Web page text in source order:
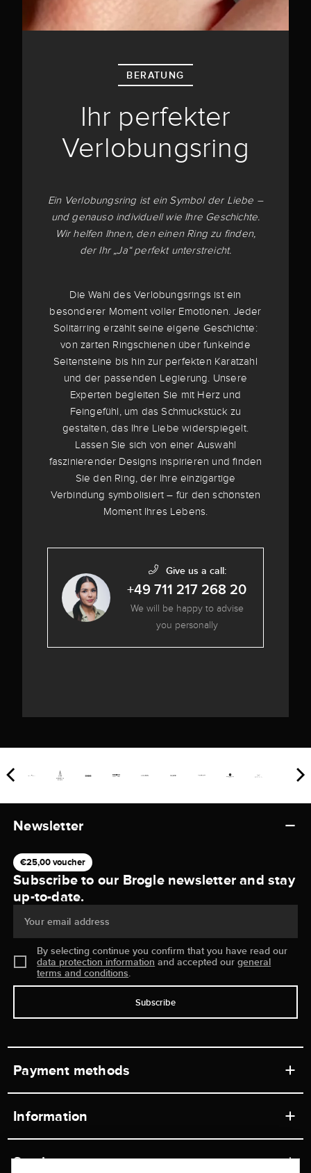
BERATUNG
Ihr perfekter
Verlobungsring
Ein Verlobungsring ist ein Symbol der Liebe –
und genauso individuell wie Ihre Geschichte.
Wir helfen Ihnen, den einen Ring zu finden,
der Ihr „Ja“ perfekt unterstreicht.
Die Wahl des Verlobungsrings ist ein
besonderer Moment voller Emotionen. Jeder
Solitärring erzählt seine eigene Geschichte:
von zarten Ringschienen über funkelnde
Seitensteine bis hin zur perfekten Karatzahl
und der passenden Legierung. Unsere
Experten begleiten Sie mit Herz und
Feingefühl, um das Schmuckstück zu
gestalten, das Ihre Liebe widerspiegelt.
Lassen Sie sich von einer Auswahl
faszinierender Designs inspirieren und finden
Sie den Ring, der Ihre einzigartige
Verbindung symbolisiert – für den schönsten
Moment Ihres Lebens.
Give us a call:
+49 711 217 268 20
We will be happy to advise
you personally
Newsletter
€25,00 voucher
Subscribe to our Brogle newsletter and stay
up-to-date.
Your email address
By selecting continue you confirm that you have read our
data protection information and accepted ourgeneral
terms and conditions.
Subscribe
Payment methods
Information
Service